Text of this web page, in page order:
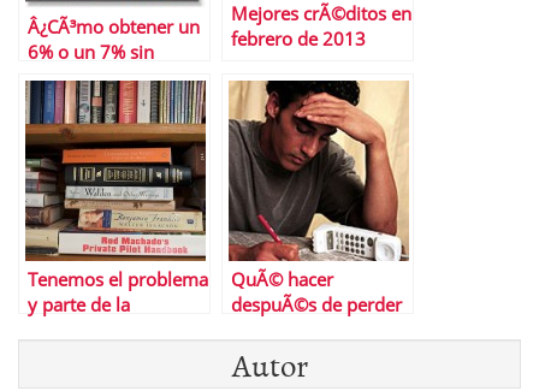
Â¿CÃ³mo obtener un
6% o un 7% sin
riesgo?
Mejores crÃ©ditos en
febrero de 2013
Tenemos el problema
y parte de la
QuÃ© hacer
despuÃ©s de perder
Autor